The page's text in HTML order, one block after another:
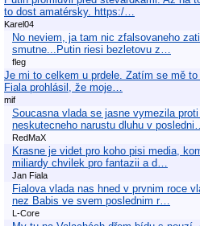
to dost amatérsky. https:/…
Karel04
No neviem, ja tam nic zfalsovaneho
smutne...Putin riesi bezletovu z…
fleg
Je mi to celkem u prdele. Zatím se mě
Fiala prohlásil, že moje…
mif
Soucasna vlada se jasne vymezila
neskutecneho narustu dluhu v posledni…
RedMaX
Krasne je videt pro koho pisi media,
miliardy chvilek pro fantazii a d…
Jan Fiala
Fialova vlada nas hned v prvnim roce
nez Babis ve svem poslednim r…
L-Core